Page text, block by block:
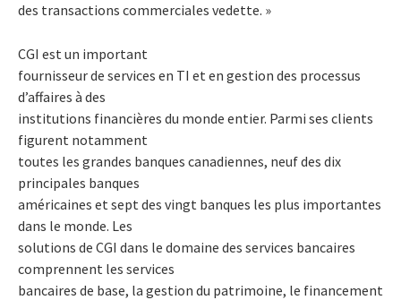
des transactions commerciales vedette. »
CGI est un important
fournisseur de services en TI et en gestion des processus
d’affaires à des
institutions financières du monde entier. Parmi ses clients
figurent notamment
toutes les grandes banques canadiennes, neuf des dix
principales banques
américaines et sept des vingt banques les plus importantes
dans le monde. Les
solutions de CGI dans le domaine des services bancaires
comprennent les services
bancaires de base, la gestion du patrimoine, le financement